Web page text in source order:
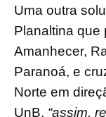
Uma outra
Planaltina que
Amanhecer,
Paranoá, e
Norte em
UnB, “assim,